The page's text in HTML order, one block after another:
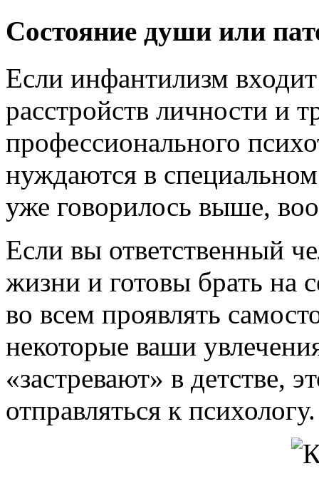
Состояние души или
Если инфантилизм
расстройств личности и
профессионального
нуждаются в
уже говорилось выше,
Если вы ответственный
жизни и готовы брать на
во всем проявлять
некоторые ваши
«застревают» в детстве,
отправляться к психологу.